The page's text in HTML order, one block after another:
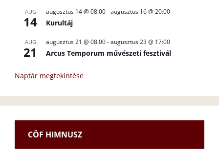
AUG
14
augusztus 14 @ 08:00-augusztus 16 @ 20:00
Kurultáj
AUG
21
augusztus 21 @ 08:00-augusztus 23 @ 17:00
Arcus Temporum művészeti fesztivál
Naptár megtekintése
CÖF HIMNUSZ